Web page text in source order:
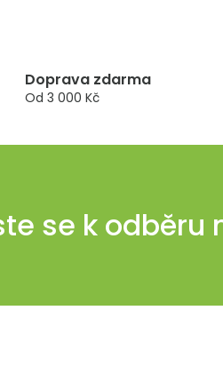
Doprava zdarma
Od 3 000 Kč
se k odběru